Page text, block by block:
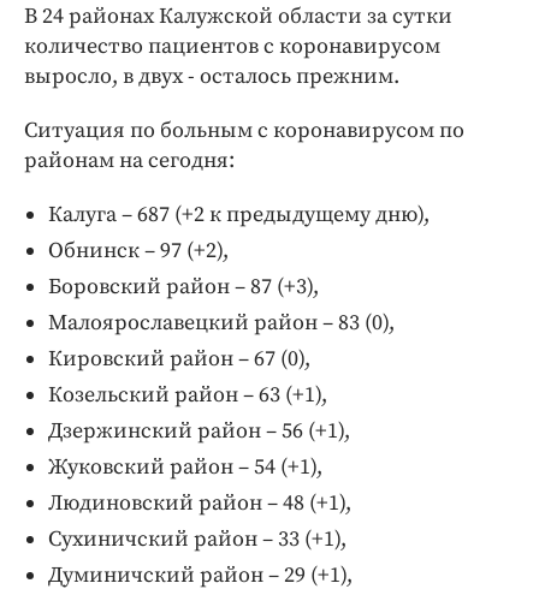
В 24 районах Калужской области за сутки
количество пациентов с коронавирусом
выросло, в двух - осталось прежним.
Ситуация по больным с коронавирусом по
районам на сегодня:
Калуга – 687 (+2 к предыдущему дню),
Обнинск – 97 (+2),
Боровский район – 87 (+3),
Малоярославецкий район – 83 (0),
Кировский район – 67 (0),
Козельский район – 63 (+1),
Дзержинский район – 56 (+1),
Жуковский район – 54 (+1),
Людиновский район – 48 (+1),
Сухиничский район – 33 (+1),
Думиничский район – 29 (+1),